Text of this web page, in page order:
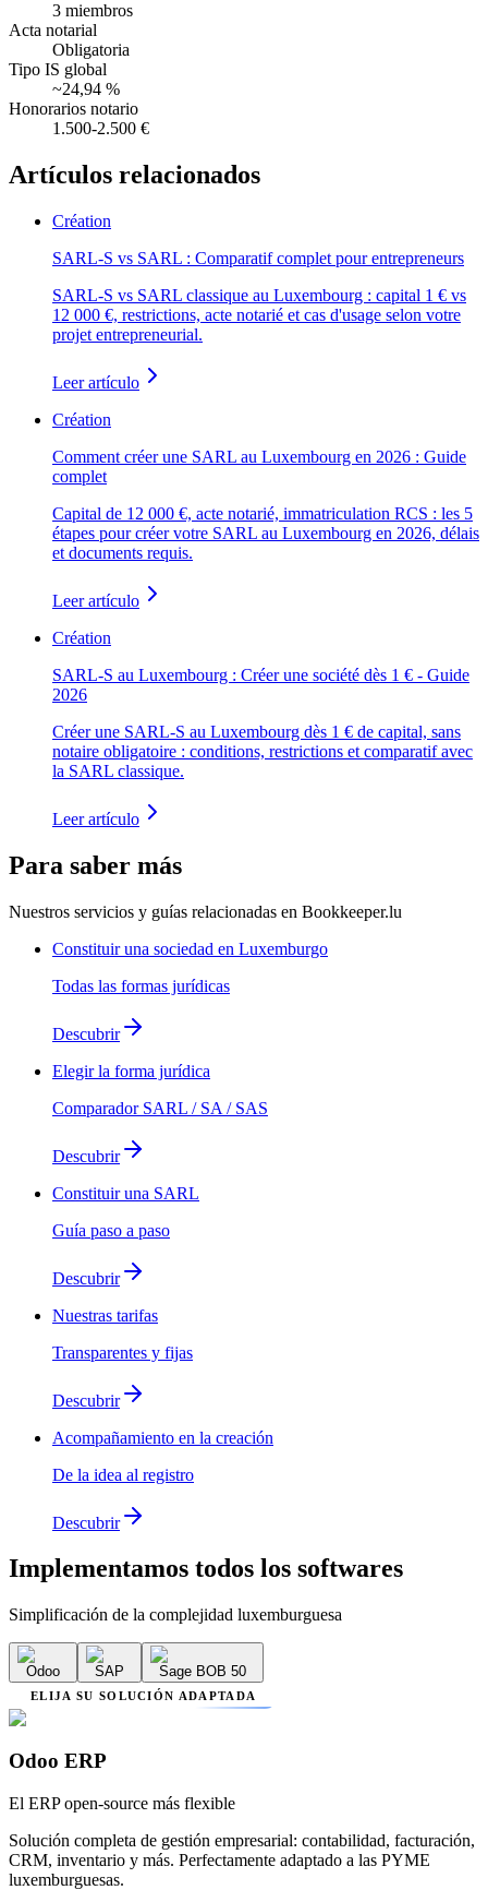
3 miembros
Acta notarial
Obligatoria
Tipo IS global
~24,94 %
Honorarios notario
1.500-2.500 €
Artículos relacionados
Création
SARL-S vs SARL : Comparatif complet pour entrepreneurs
SARL-S vs SARL classique au Luxembourg : capital 1 € vs
12 000 €, restrictions, acte notarié et cas d'usage selon votre
projet entrepreneurial.
Leer artículo
Création
Comment créer une SARL au Luxembourg en 2026 : Guide
complet
Capital de 12 000 €, acte notarié, immatriculation RCS : les 5
étapes pour créer votre SARL au Luxembourg en 2026, délais
et documents requis.
Leer artículo
Création
SARL-S au Luxembourg : Créer une société dès 1 € - Guide
2026
Créer une SARL-S au Luxembourg dès 1 € de capital, sans
notaire obligatoire : conditions, restrictions et comparatif avec
la SARL classique.
Leer artículo
Para saber más
Nuestros servicios y guías relacionadas en Bookkeeper.lu
Constituir una sociedad en Luxemburgo
Todas las formas jurídicas
Descubrir
Elegir la forma jurídica
Comparador SARL / SA / SAS
Descubrir
Constituir una SARL
Guía paso a paso
Descubrir
Nuestras tarifas
Transparentes y fijas
Descubrir
Acompañamiento en la creación
De la idea al registro
Descubrir
Implementamos todos los softwares
Simplificación de la complejidad luxemburguesa
Odoo SAP Sage BOB 50
ELIJA SU SOLUCIÓN ADAPTADA
Odoo ERP
El ERP open-source más flexible
Solución completa de gestión empresarial: contabilidad, facturación,
CRM, inventario y más. Perfectamente adaptado a las PYME
luxemburguesas.